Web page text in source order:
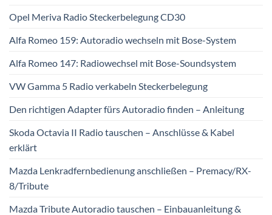
Opel Meriva Radio Steckerbelegung CD30
Alfa Romeo 159: Autoradio wechseln mit Bose-System
Alfa Romeo 147: Radiowechsel mit Bose-Soundsystem
VW Gamma 5 Radio verkabeln Steckerbelegung
Den richtigen Adapter fürs Autoradio finden – Anleitung
Skoda Octavia II Radio tauschen – Anschlüsse & Kabel
erklärt
Mazda Lenkradfernbedienung anschließen – Premacy/RX-
8/Tribute
Mazda Tribute Autoradio tauschen – Einbauanleitung &